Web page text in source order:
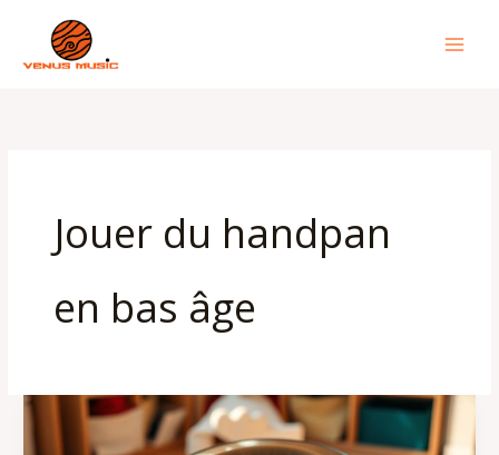
contenu
Jouer du handpan
en bas âge